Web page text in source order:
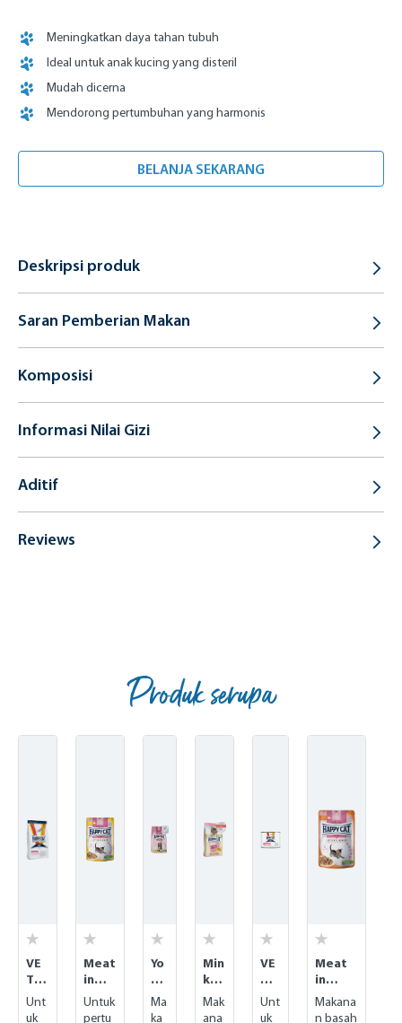
Meningkatkan daya tahan tubuh
Ideal untuk anak kucing yang disteril
Mudah dicerna
Mendorong pertumbuhan yang harmonis
BELANJA SEKARANG
Deskripsi produk
Saran Pemberian Makan
Komposisi
Informasi Nilai Gizi
Aditif
Reviews
Produk serupa
VE
T
Die
t
Unt
uk
Meat
in
Sauc
e -
Untuk
pertu
Yo
un
g
Ju
Ma
ka
Min
kas
Juni
or
Mak
ana
VE
T
Di
et
Unt
uk
Meat
in
Sauce
-
Makana
n basah